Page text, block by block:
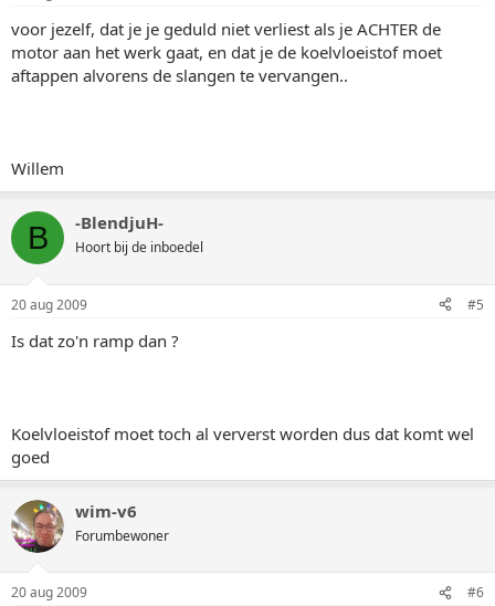
voor jezelf, dat je je geduld niet verliest als je ACHTER de
motor aan het werk gaat, en dat je de koelvloeistof moet
aftappen alvorens de slangen te vervangen..
Willem
B -BlendjuH-
Hoort bij de inboedel
20 aug 2009 #5
Is dat zo'n ramp dan ?
Koelvloeistof moet toch al ververst worden dus dat komt wel
goed
wim-v6
Forumbewoner
20 aug 2009 #6